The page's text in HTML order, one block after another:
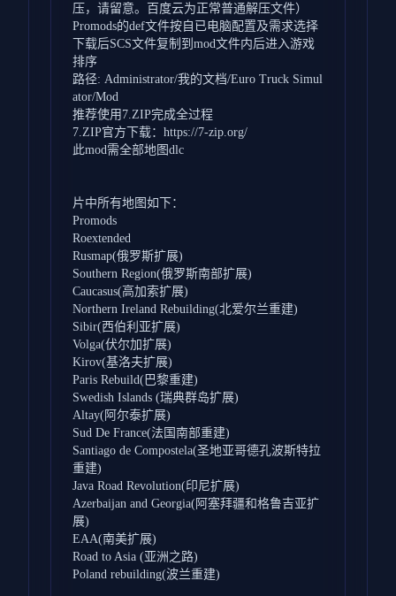
压，请留意。百度云为正常普通解压文件）
Promods的def文件按自已电脑配置及需求选择
下载后SCS文件复制到mod文件内后进入游戏
排序
路径: Administrator/我的文档/Euro Truck Simul
ator/Mod
推荐使用7.ZIP完成全过程
7.ZIP官方下载：https://7-zip.org/
此mod需全部地图dlc
片中所有地图如下：
Promods
Roextended
Rusmap(俄罗斯扩展)
Southern Region(俄罗斯南部扩展)
Caucasus(高加索扩展)
Northern Ireland Rebuilding(北爱尔兰重建)
Sibir(西伯利亚扩展)
Volga(伏尔加扩展)
Kirov(基洛夫扩展)
Paris Rebuild(巴黎重建)
Swedish Islands (瑞典群岛扩展)
Altay(阿尔泰扩展)
Sud De France(法国南部重建)
Santiago de Compostela(圣地亚哥德孔波斯特拉
重建)
Java Road Revolution(印尼扩展)
Azerbaijan and Georgia(阿塞拜疆和格鲁吉亚扩
展)
EAA(南美扩展)
Road to Asia (亚洲之路)
Poland rebuilding(波兰重建)